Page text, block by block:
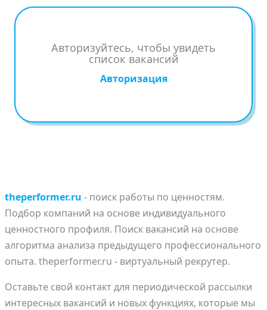
Авторизуйтесь, чтобы увидеть
список вакансий
Авторизация
theperformer.ru - поиск работы по ценностям.
Подбор компаний на основе индивидуального
ценностного профиля. Поиск вакансий на основе
алгоритма анализа предыдущего профессионального
опыта. theperformer.ru - виртуальный рекрутер.
Оставьте свой контакт для периодической рассылки
интересных вакансий и новых функциях, которые мы